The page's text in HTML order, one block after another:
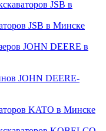
JSB в
JSB в Минске
JOHN DEERE в
JOHN DEERE-
KATO в Минске